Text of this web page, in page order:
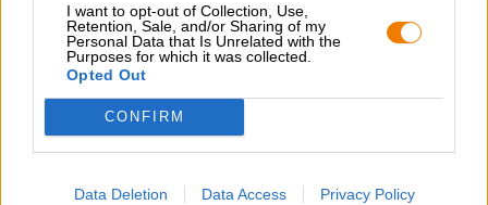
I want to opt-out of Collection, Use,
Retention, Sale, and/or Sharing of my
Personal Data that Is Unrelated with the
Purposes for which it was collected.
Opted Out
CONFIRM
Data Deletion Data Access Privacy Policy
Slutsåld
Untappd: 4,34